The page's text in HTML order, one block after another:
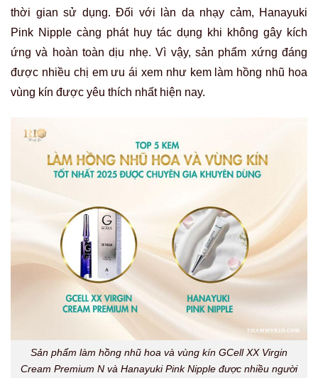
thời gian sử dụng. Đối với làn da nhạy cảm, Hanayuki
Pink Nipple càng phát huy tác dụng khi không gây kích
ứng và hoàn toàn dịu nhẹ. Vì vậy, sản phẩm xứng đáng
được nhiều chị em ưu ái xem như kem làm hồng nhũ hoa
vùng kín được yêu thích nhất hiện nay.
Sản phẩm làm hồng nhũ hoa và vùng kín GCell XX Virgin
Cream Premium N và Hanayuki Pink Nipple được nhiều người